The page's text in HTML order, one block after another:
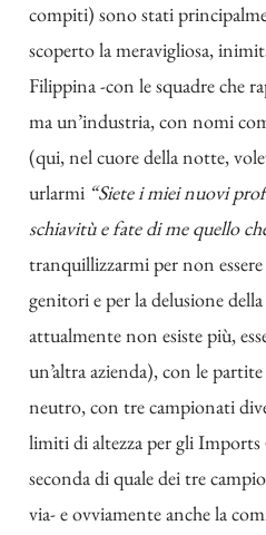
compiti) sono stati
scoperto la meravigliosa,
Filippina -con le squadre che
ma un’industria, con nomi
(qui, nel cuore della notte,
urlarmi “Siete i miei nuovi
schiavitù e fate di me quello
tranquillizzarmi per non
genitori e per la delusione
attualmente non esiste più,
un’altra azienda), con le
neutro, con tre campionati
limiti di altezza per gli
seconda di quale dei tre
via- e ovviamente anche la